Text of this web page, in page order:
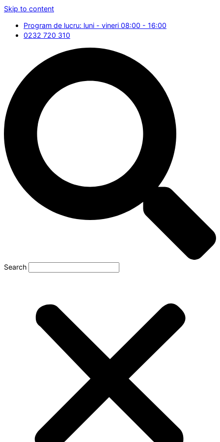
Skip to content
Program de lucru: luni - vineri 08:00 - 16:00
0232 720 310
Search